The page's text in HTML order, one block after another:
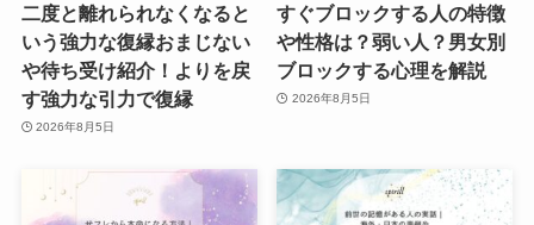
二度と離れられなくなると
いう強力な復縁おまじない
や待ち受け紹介！よりを戻
す強力な引力で復縁
2026年8月5日
すぐブロックする人の特徴
や性格は？弱い人？男女別
ブロックする心理を解説
2026年8月5日